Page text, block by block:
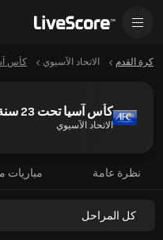
كرة القدم الاتحاد الآسيوي كأس
كأس آسيا تحت 23 سنة
الاتحاد الآسيوي
نظرة عامة مباريات
كل المراحل